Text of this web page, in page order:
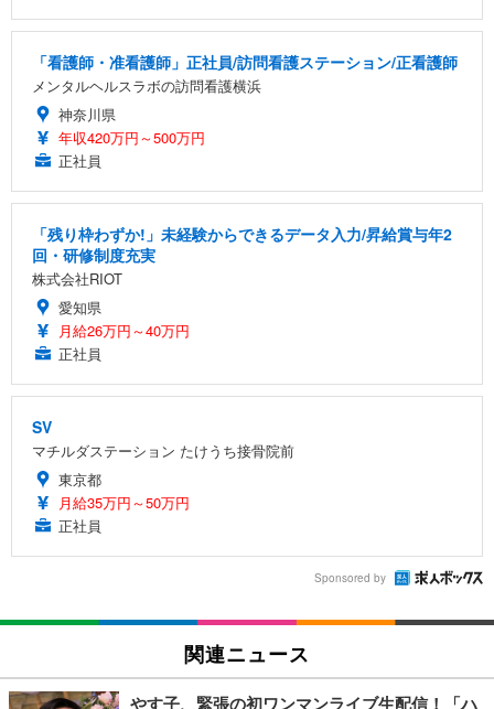
「看護師・准看護師」正社員/訪問看護ステーション/正看護師
メンタルヘルスラボの訪問看護横浜
神奈川県
年収420万円～500万円
正社員
「残り枠わずか!」未経験からできるデータ入力/昇給賞与年2
回・研修制度充実
株式会社RIOT
愛知県
月給26万円～40万円
正社員
SV
マチルダステーション たけうち接骨院前
東京都
月給35万円～50万円
正社員
Sponsored by
関連ニュース
やす子、緊張の初ワンマンライブ生配信！「ハ